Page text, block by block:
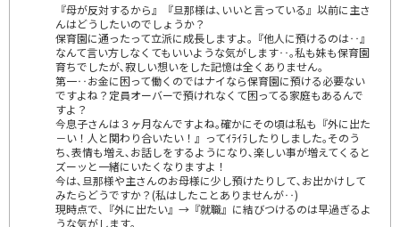
『母が反対するから』『旦那様は､いいと言っている』以前に主さ
んはどうしたいのでしょうか？
保育園に通ったって立派に成長しますよ｡『他人に預けるのは‥』
なんて言い方しなくてもいいような気がします‥｡私も妹も保育園
育ちでしたが､寂しい想いをした記憶は全くありません｡
第一‥お金に困って働くのではナイなら保育園に預ける必要ない
ですよね？定員オーバーで預けれなくて困ってる家庭もあるんで
すよ？
今息子さんは３ヶ月なんですよね｡確かにその頃は私も『外に出た
－い！人と関わり合いたい！』ってｲﾗｲﾗしたりしました｡そのう
ち､表情も増え､お話しをするようになり､楽しい事が増えてくると
ズーッと一緒にいたくなりますよ！
今は､旦那様や主さんのお母様に少し預けたりして､お出かけして
みたらどうですか？(私はしたことありませんが‥)
現時点で､『外に出たい』→『就職』に結びつけるのは早過ぎるよ
うな気がします｡